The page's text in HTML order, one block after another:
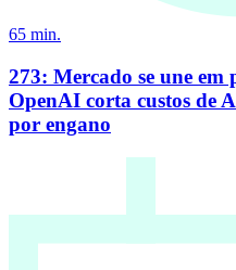
65 min.
273: Mercado se une em
OpenAI corta custos de
por engano